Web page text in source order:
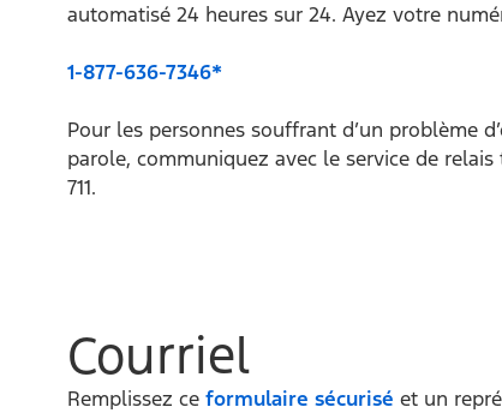
automatisé 24 heures sur 24. Ayez votre
1-877-636-7346*
Pour les personnes souffrant d’un problème
parole, communiquez avec le service de
711.
Courriel
Remplissez ce formulaire sécurisé et un